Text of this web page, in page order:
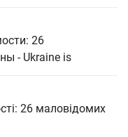
26
- Ukraine is
26 маловідомих